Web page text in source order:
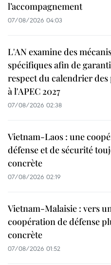
l’accompagnement
07/08/2026 04:03
L'AN examine des
spécifiques afin de
respect du calendrier des
à l'APEC 2027
07/08/2026 02:38
Vietnam-Laos : une
défense et de sécurité
concrète
07/08/2026 02:19
Vietnam-Malaisie : vers
coopération de défense
concrète
07/08/2026 01:52